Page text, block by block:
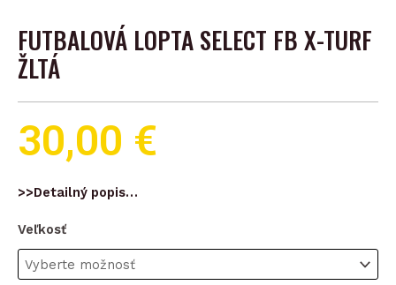
FUTBALOVÁ LOPTA SELECT FB X-TURF
ŽLTÁ
30,00 €
>>Detailný popis…
Veľkosť
množstvo
Futbalová
lopta